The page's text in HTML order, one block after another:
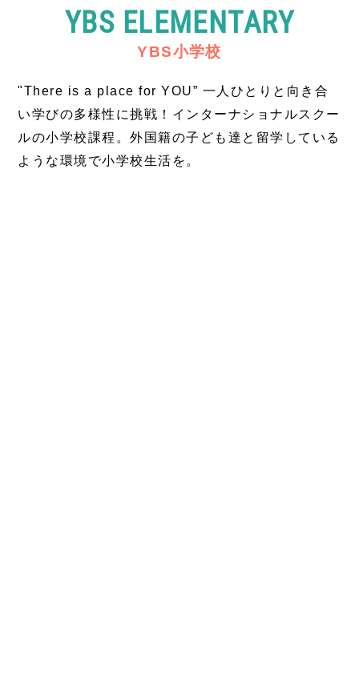
YBS ELEMENTARY
YBS小学校
"There is a place for YOU” 一人ひとりと向き合
い学びの多様性に挑戦！インターナショナルスクー
ルの小学校課程。外国籍の子ども達と留学している
ような環境で小学校生活を。